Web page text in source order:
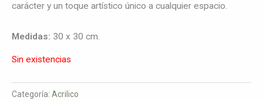
carácter y un toque artístico único a cualquier espacio.
Medidas: 30 x 30 cm.
Sin existencias
Categoría: Acrilico